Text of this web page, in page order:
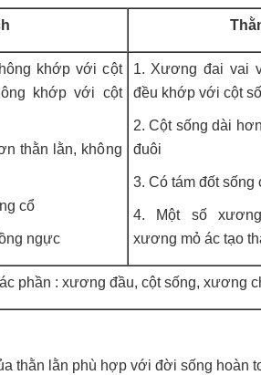
khớp với cột
khớp với cột
thằn lằn, không
cổ
ngực
1. Xương đai vai
đều khớp với cột
2. Cột sống dài
đuôi
3. Có tám đốt sống
4. Một số
xương mỏ ác tạo
phần : xương đầu, cột sống, xương
thằn lằn phù hợp với đời sống hoàn